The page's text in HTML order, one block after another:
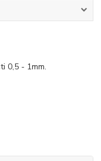
0,5 - 1mm.